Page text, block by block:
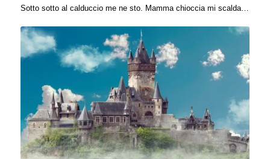
Sotto sotto al calduccio me ne sto. Mamma chioccia mi scalda…